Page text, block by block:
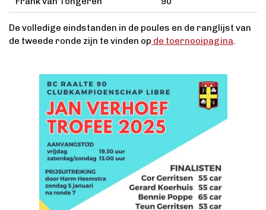
De volledige eindstanden in de poules en de ranglijst van
de tweede ronde zijn te vinden op de toernooipagina.